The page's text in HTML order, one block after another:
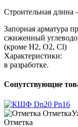
Строительная
Запорная арматура
сжиженный
(кроме H2, O2, Cl)
Характеристики:
в разработке.
Сопутствующие
Отметка
Отметка